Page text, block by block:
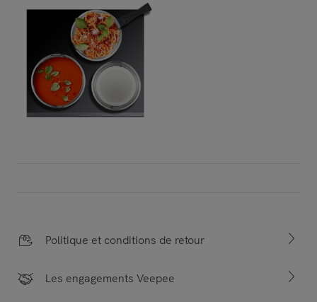
Politique et conditions de retour
Les engagements Veepee